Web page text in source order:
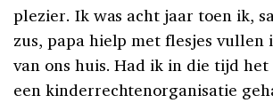
plezier. Ik was acht jaar toen ik,
zus, papa hielp met flesjes vullen
van ons huis. Had ik in die tijd
een kinderrechtenorganisatie